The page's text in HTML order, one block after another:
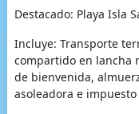
Destacado: Playa Isla
Incluye: Transporte
compartido en lancha
de bienvenida,
asoleadora e